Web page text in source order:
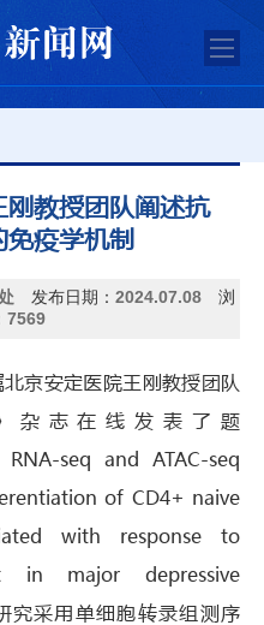
教授团队阐述抗
疫学机制
发布日期： 2024.07.08
浏
7569
京安定医院王刚教授团队
》杂志在线发表了题
seq and ATAC-seq
of CD4+ naive
with response to
in major depressive
采用单细胞转录组测序